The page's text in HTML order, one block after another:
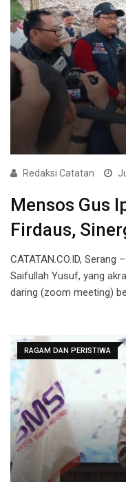
Redaksi Catatan
Mensos Gus
Firdaus,
CATATAN.CO.ID, Serang
Saifullah Yusuf, yang
daring (zoom meeting)
RAGAM DAN PERISTIWA